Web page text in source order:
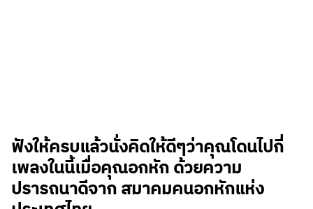
ฟังให้ครบแล้วนั่งคิดให้ดีๆว่าคุณโดนไปกี่
เพลงในนี้เมื่อคุณอกหัก ด้วยความ
ปรารถนาดีจาก สมาคมคนอกหักแห่ง